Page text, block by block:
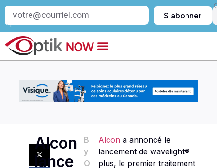
S’abonner
Optik
S'abonner
Alcon
lance
B
y
O
Alcon a annoncé le
lancement de wavelight®
plus, le premier traitement